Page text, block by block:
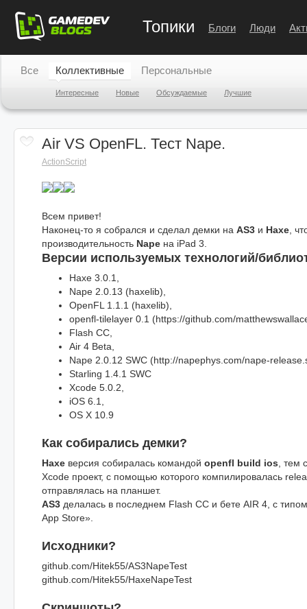
Топики Блоги Люди
Все Коллективные
Интересные Новые Обсуждаемые Лучшие
Персональные
Air VS OpenFL. Тест Nape.
ActionScript
Всем привет!
Наконец-то я собрался и сделал демки на AS3 и Haxe ,
производительность Nape на iPad 3.
Версии используемых технологий/
Haxe 3.0.1,
Nape 2.0.13 (haxelib),
OpenFL 1.1.1 (haxelib),
openfl-tilelayer 0.1 (https://github.com/
Flash CC,
Air 4 Beta,
Nape 2.0.12 SWC (http://napephys.com/nape-
Starling 1.4.1 SWC
Xcode 5.0.2,
iOS 6.1,
OS X 10.9
Как собирались демки?
Haxe версия собиралась командой openfl build ios , тем
Xcode проект, с помощью которого компилировалась
отправлялась на планшет.
AS3 делалась в последнем Flash CC и бете AIR 4, с
App Store».
Исходники?
github.com/Hitek55/AS3NapeTest
github.com/Hitek55/HaxeNapeTest